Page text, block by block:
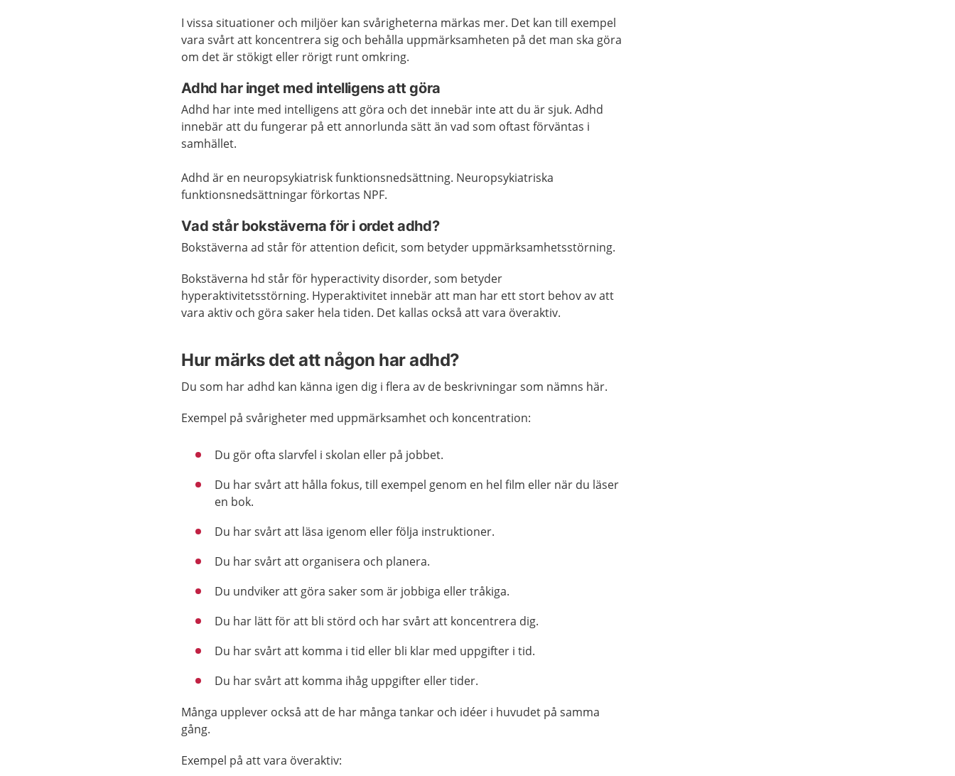
I vissa situationer och miljöer kan svårigheterna märkas mer. Det kan till exempel
vara svårt att koncentrera sig och behålla uppmärksamheten på det man ska göra
om det är stökigt eller rörigt runt omkring.
Adhd har inget med intelligens att göra
Adhd har inte med intelligens att göra och det innebär inte att du är sjuk. Adhd
innebär att du fungerar på ett annorlunda sätt än vad som oftast förväntas i
samhället.
Adhd är en neuropsykiatrisk funktionsnedsättning. Neuropsykiatriska
funktionsnedsättningar förkortas NPF.
Vad står bokstäverna för i ordet adhd?
Bokstäverna ad står för attention deficit, som betyder uppmärksamhetsstörning.
Bokstäverna hd står för hyperactivity disorder, som betyder
hyperaktivitetsstörning. Hyperaktivitet innebär att man har ett stort behov av att
vara aktiv och göra saker hela tiden. Det kallas också att vara överaktiv.
Hur märks det att någon har adhd?
Du som har adhd kan känna igen dig i flera av de beskrivningar som nämns här.
Exempel på svårigheter med uppmärksamhet och koncentration:
Du gör ofta slarvfel i skolan eller på jobbet.
Du har svårt att hålla fokus, till exempel genom en hel film eller när du läser
en bok.
Du har svårt att läsa igenom eller följa instruktioner.
Du har svårt att organisera och planera.
Du undviker att göra saker som är jobbiga eller tråkiga.
Du har lätt för att bli störd och har svårt att koncentrera dig.
Du har svårt att komma i tid eller bli klar med uppgifter i tid.
Du har svårt att komma ihåg uppgifter eller tider.
Många upplever också att de har många tankar och idéer i huvudet på samma
gång.
Exempel på att vara överaktiv: